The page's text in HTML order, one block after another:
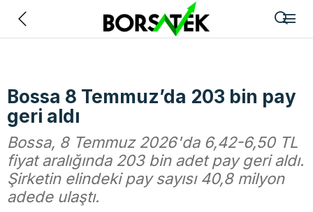
Bossa 8 Temmuz’da 203 bin pay
geri aldı
Bossa, 8 Temmuz 2026'da 6,42-6,50 TL
fiyat aralığında 203 bin adet pay geri aldı.
Şirketin elindeki pay sayısı 40,8 milyon
adede ulaştı.